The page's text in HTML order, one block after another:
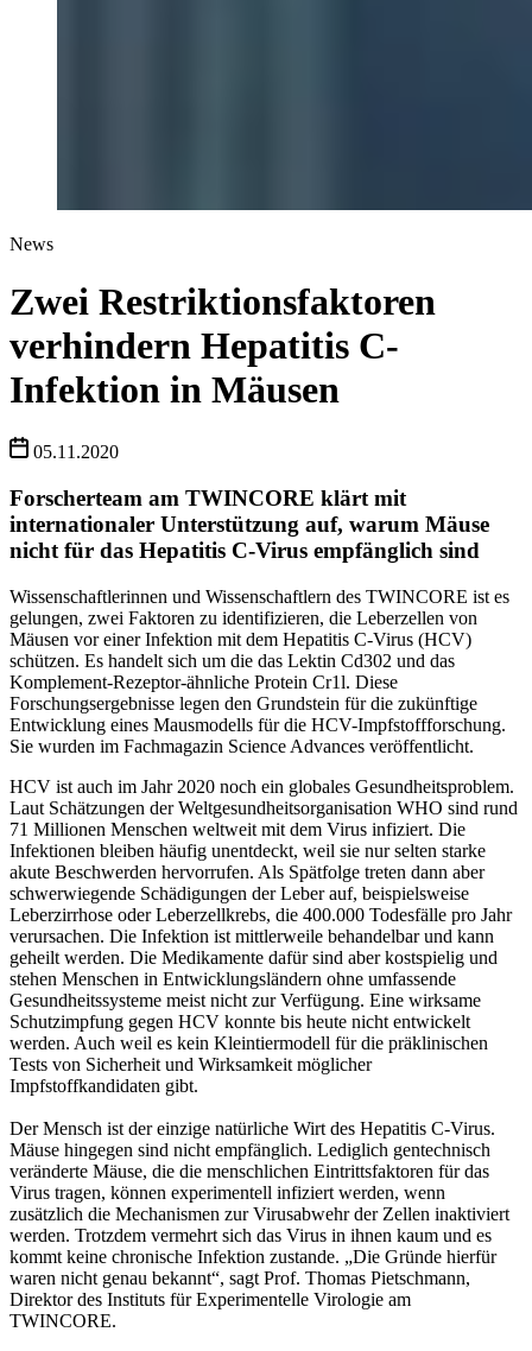
News
Zwei Restriktionsfaktoren
verhindern Hepatitis C-
Infektion in Mäusen
05.11.2020
Forscherteam am TWINCORE klärt mit
internationaler Unterstützung auf, warum Mäuse
nicht für das Hepatitis C-Virus empfänglich sind
Wissenschaftlerinnen und Wissenschaftlern des TWINCORE ist es
gelungen, zwei Faktoren zu identifizieren, die Leberzellen von
Mäusen vor einer Infektion mit dem Hepatitis C-Virus (HCV)
schützen. Es handelt sich um die das Lektin Cd302 und das
Komplement-Rezeptor-ähnliche Protein Cr1l. Diese
Forschungsergebnisse legen den Grundstein für die zukünftige
Entwicklung eines Mausmodells für die HCV-Impfstoffforschung.
Sie wurden im Fachmagazin Science Advances veröffentlicht.
HCV ist auch im Jahr 2020 noch ein globales Gesundheitsproblem.
Laut Schätzungen der Weltgesundheitsorganisation WHO sind rund
71 Millionen Menschen weltweit mit dem Virus infiziert. Die
Infektionen bleiben häufig unentdeckt, weil sie nur selten starke
akute Beschwerden hervorrufen. Als Spätfolge treten dann aber
schwerwiegende Schädigungen der Leber auf, beispielsweise
Leberzirrhose oder Leberzellkrebs, die 400.000 Todesfälle pro Jahr
verursachen. Die Infektion ist mittlerweile behandelbar und kann
geheilt werden. Die Medikamente dafür sind aber kostspielig und
stehen Menschen in Entwicklungsländern ohne umfassende
Gesundheitssysteme meist nicht zur Verfügung. Eine wirksame
Schutzimpfung gegen HCV konnte bis heute nicht entwickelt
werden. Auch weil es kein Kleintiermodell für die präklinischen
Tests von Sicherheit und Wirksamkeit möglicher
Impfstoffkandidaten gibt.
Der Mensch ist der einzige natürliche Wirt des Hepatitis C-Virus.
Mäuse hingegen sind nicht empfänglich. Lediglich gentechnisch
veränderte Mäuse, die die menschlichen Eintrittsfaktoren für das
Virus tragen, können experimentell infiziert werden, wenn
zusätzlich die Mechanismen zur Virusabwehr der Zellen inaktiviert
werden. Trotzdem vermehrt sich das Virus in ihnen kaum und es
kommt keine chronische Infektion zustande. „Die Gründe hierfür
waren nicht genau bekannt“, sagt Prof. Thomas Pietschmann,
Direktor des Instituts für Experimentelle Virologie am
TWINCORE.